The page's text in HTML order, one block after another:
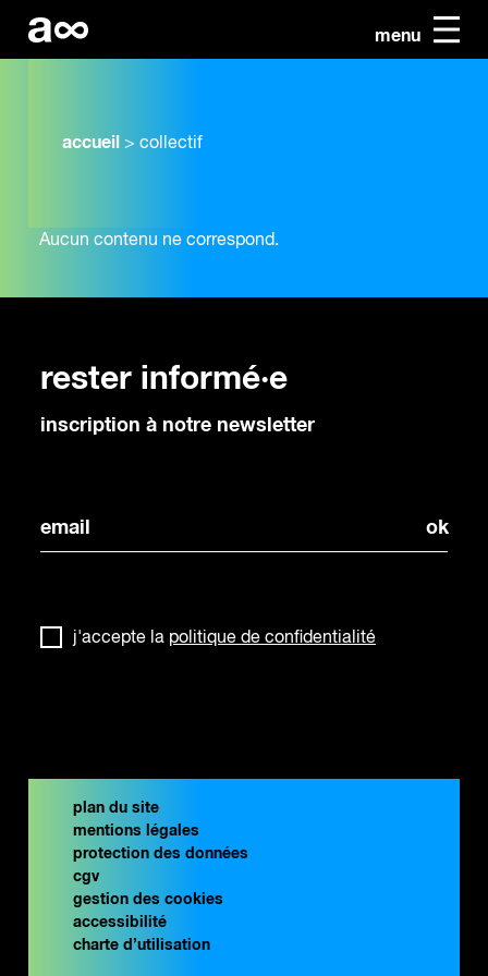
menu
accueil > collectif
Aucun contenu ne correspond.
rester informé·e
inscription à notre newsletter
j'accepte la politique de confidentialité
plan du site
mentions légales
protection des données
cgv
gestion des cookies
accessibilité
charte d’utilisation